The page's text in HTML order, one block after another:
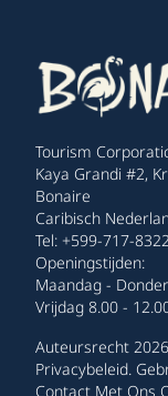
Tourism
Kaya Grandi #2,
Bonaire
Caribisch
Tel: +599-717-8322
Openingstijden:
Maandag -
Vrijdag 8.00 -
Auteursrecht
Privacybeleid.
Contact Met Ons